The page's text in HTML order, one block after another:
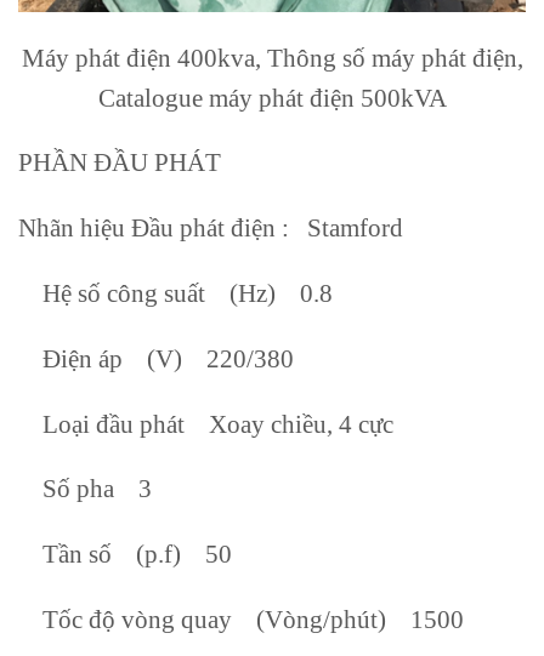
Máy phát điện 400kva, Thông số máy phát điện,
Catalogue máy phát điện 500kVA
PHẦN ĐẦU PHÁT
Nhãn hiệu Đầu phát điện : Stamford
Hệ số công suất (Hz) 0.8
Điện áp (V) 220/380
Loại đầu phát Xoay chiều, 4 cực
Số pha 3
Tần số (p.f) 50
Tốc độ vòng quay (Vòng/phút) 1500